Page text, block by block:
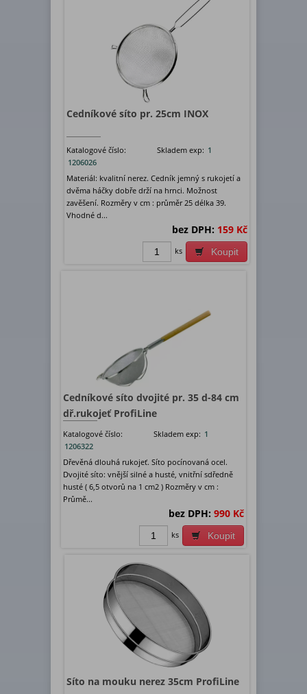
Cedníkové síto pr. 25cm INOX
Katalogové číslo:
1206026
Skladem exp: 1
Materiál: kvalitní nerez. Cedník jemný s rukojetí a
dvěma háčky dobře drží na hrnci. Možnost
zavěšení. Rozměry v cm : průměr 25 délka 39.
Vhodné d...
bez DPH: 159 Kč
Koupit
ks
Cedníkové síto dvojité pr. 35 d-84 cm
dř.rukojeť ProfiLine
Katalogové číslo:
1206322
Skladem exp: 1
Dřevěná dlouhá rukojeť. Síto pocínovaná ocel.
Dvojité síto: vnější silné a husté, vnitřní sdředně
husté ( 6,5 otvorů na 1 cm2 ) Rozměry v cm :
Průmě...
bez DPH: 990 Kč
Koupit
ks
Síto na mouku nerez 35cm ProfiLine